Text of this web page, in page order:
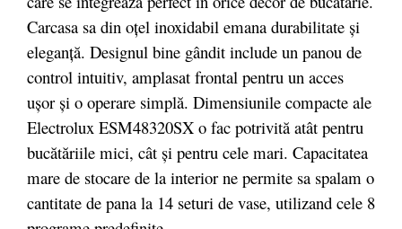
Carcasa sa din oțel inoxidabil emana durabilitate și
eleganță. Designul bine gândit include un panou de
control intuitiv, amplasat frontal pentru un acces
ușor și o operare simplă. Dimensiunile compacte ale
Electrolux ESM48320SX o fac potrivită atât pentru
bucătăriile mici, cât și pentru cele mari. Capacitatea
mare de stocare de la interior ne permite sa spalam o
cantitate de pana la 14 seturi de vase, utilizand cele 8